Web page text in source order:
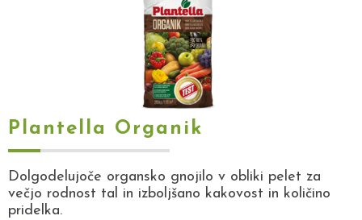
Plantella Organik
Dolgodelujoče organsko gnojilo v obliki pelet za
večjo rodnost tal in izboljšano kakovost in količino
pridelka.